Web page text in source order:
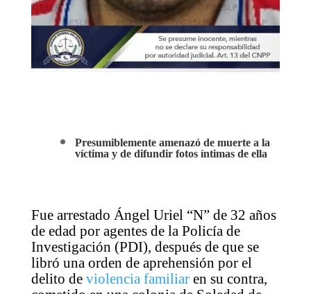
Presumiblemente amenazó de muerte a la
víctima y de difundir fotos íntimas de ella
Fue arrestado Ángel Uriel “N” de 32 años
de edad por agentes de la Policía de
Investigación (PDI), después de que se
libró una orden de aprehensión por el
delito de violencia familiaren su contra,